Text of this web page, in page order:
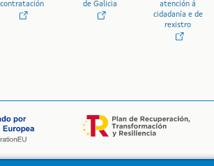
contratación
de Galicia
atención á
cidadanía e de
rexistro